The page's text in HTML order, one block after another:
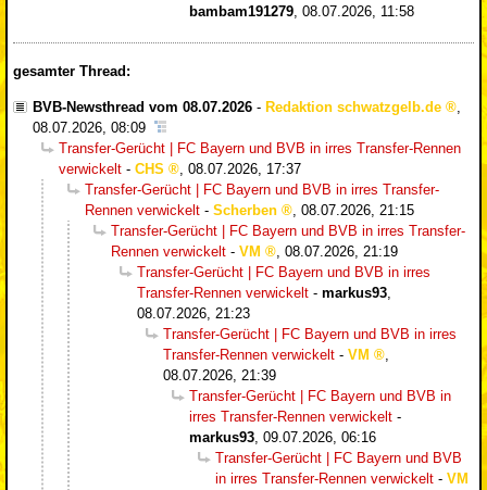
bambam191279 08.07.2026, 11:58
gesamter Thread:
BVB-Newsthread vom 08.07.2026 - Redaktion schwatzgelb.de
,
08.07.2026, 08:09
Transfer-Gerücht | FC Bayern und BVB in irres Transfer-Rennen
verwickelt - CHS , 08.07.2026, 17:37
Transfer-Gerücht | FC Bayern und BVB in irres Transfer-
Rennen verwickelt - Scherben , 08.07.2026, 21:15
Transfer-Gerücht | FC Bayern und BVB in irres Transfer-
Rennen verwickelt - VM , 08.07.2026, 21:19
Transfer-Gerücht | FC Bayern und BVB in irres
Transfer-Rennen verwickelt - markus93,
08.07.2026, 21:23
Transfer-Gerücht | FC Bayern und BVB in irres
Transfer-Rennen verwickelt - VM
,
08.07.2026, 21:39
Transfer-Gerücht | FC Bayern und BVB in
irres Transfer-Rennen verwickelt -
markus93, 09.07.2026, 06:16
Transfer-Gerücht | FC Bayern und BVB
in irres Transfer-Rennen verwickelt - VM